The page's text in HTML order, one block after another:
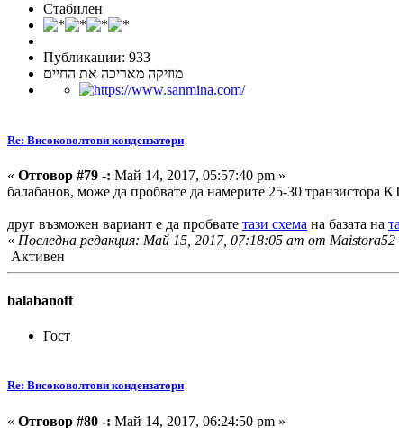
Стабилен
Публикации: 933
מוזיקה מאריכה את החיים
Re: Високоволтови кондензатори
« Отговор #79 -: Май 14, 2017, 05:57:40 pm »
балабанов, може да пробвате да намерите 25-30 транзистора
друг възможен вариант е да пробвате тази схема на базата на
« Последна редакция: Май 15, 2017, 07:18:05 am от Maistora52
Активен
balabanoff
Гост
Re: Високоволтови кондензатори
« Отговор #80 -: Май 14, 2017, 06:24:50 pm »